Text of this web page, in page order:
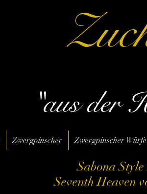
"aus der
Sabona
Seventh Heaven
Zwergpinscher Zwergpinscher Würfe